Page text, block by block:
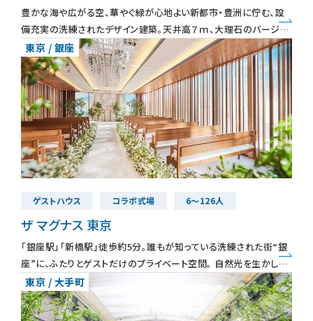
豊かな海や広がる空、華やぐ緑が心地よい新都市・豊洲に佇む、設
備充実の洗練されたデザイン建築。天井高７ｍ、大理石のバージン
ロードは長さ20ｍと圧巻のスケールを誇る神聖で気品あふれる白
亜のチャペル。誓い
東京 / 銀座
ゲストハウス コラボ式場 6～126人
ザ マグナス 東京
「銀座駅」「新橋駅」徒歩約5分。誰もが知っている洗練された街“銀
座”に、ふたりとゲストだけのプライベート空間。 自然光を生かした
温かみ×木目のデザインにこだわったナチュラルな挙式会場開放的
な高
東京 / 大手町